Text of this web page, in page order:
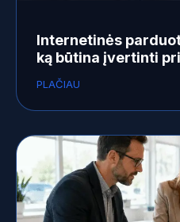
Internetinės
ką būtina įvertinti
PLAČIAU